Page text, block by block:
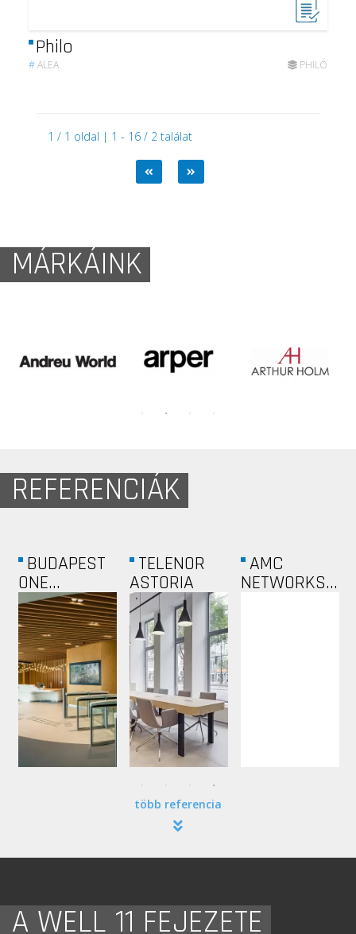
Philo
#ALEA PHILO
1 / 1 oldal | 1 - 16 / 2 találat
MÁRKÁINK
REFERENCIÁK
BUDAPEST
ONE...
TELENOR
ASTORIA
AMC
NETWORKS...
több referencia
A WELL 11 FEJEZETE